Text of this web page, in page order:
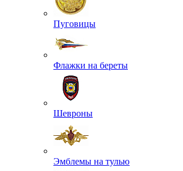
Пуговицы
Флажки на береты
Шевроны
Эмблемы на тулью